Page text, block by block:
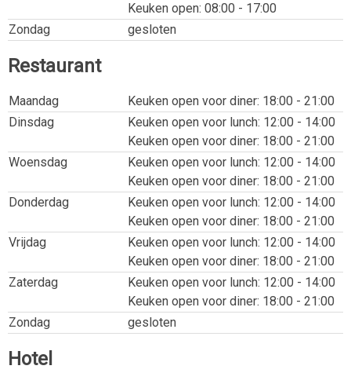
Keuken open: 08:00 - 17:00
Zondag
gesloten
Restaurant
Maandag
Keuken open voor diner: 18:00 - 21:00
Dinsdag
Keuken open voor lunch: 12:00 - 14:00
Keuken open voor diner: 18:00 - 21:00
Woensdag
Keuken open voor lunch: 12:00 - 14:00
Keuken open voor diner: 18:00 - 21:00
Donderdag
Keuken open voor lunch: 12:00 - 14:00
Keuken open voor diner: 18:00 - 21:00
Vrijdag
Keuken open voor lunch: 12:00 - 14:00
Keuken open voor diner: 18:00 - 21:00
Zaterdag
Keuken open voor lunch: 12:00 - 14:00
Keuken open voor diner: 18:00 - 21:00
Zondag
gesloten
Hotel